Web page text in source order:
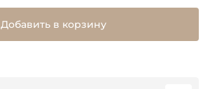
Добавить в корзину